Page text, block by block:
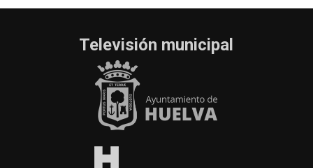
Televisión municipal